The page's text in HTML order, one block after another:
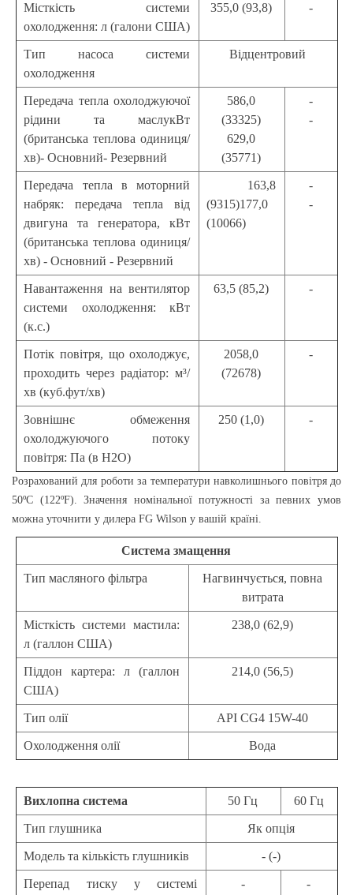
Місткість системи
охолодження: л (галони США)
355,0 (93,8) -
Тип насоса системи
охолодження
Відцентровий
Передача тепла охолоджуючої
рідини та маслукВт
(британська теплова одиниця/
хв)- Основний- Резервний
586,0
(33325)
629,0
(35771)
-
-
Передача тепла в моторний
набряк: передача тепла від
двигуна та генератора, кВт
(британська теплова одиниця/
хв) - Основний - Резервний
163,8
(9315)177,0
(10066)
-
-
Навантаження на вентилятор
системи охолодження: кВт
(к.с.)
63,5 (85,2) -
Потік повітря, що охолоджує,
проходить через радіатор: м³/
хв (куб.фут/хв)
2058,0
(72678)
-
Зовнішнє обмеження
охолоджуючого потоку
повітря: Па (в Н2О)
250 (1,0) -
Розрахований для роботи за температури навколишнього повітря до
50ºС (122ºF). Значення номінальної потужності за певних умов
можна уточнити у дилера FG Wilson у вашій країні.
Система змащення
Тип масляного фільтра
Нагвинчується, повна
витрата
Місткість системи мастила:
л (галлон США)
238,0 (62,9)
Піддон картера: л (галлон
США)
214,0 (56,5)
Тип олії API CG4 15W-40
Охолодження олії Вода
Вихлопна система 50 Гц 60 Гц
Тип глушника Як опція
Модель та кількість глушників - (-)
Перепад тиску у системі
- -